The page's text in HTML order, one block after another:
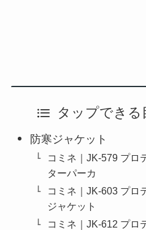
タップできる
防寒ジャケット
コミネ｜JK-579 プロ
ターパーカ
コミネ｜JK-603 プロ
ジャケット
コミネ｜JK-612 プロ